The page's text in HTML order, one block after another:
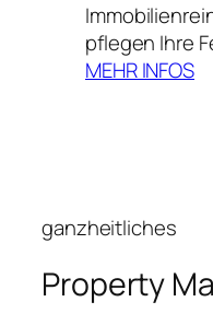
pflegen Ihre
MEHR INFOS
ganzheitliches
Property